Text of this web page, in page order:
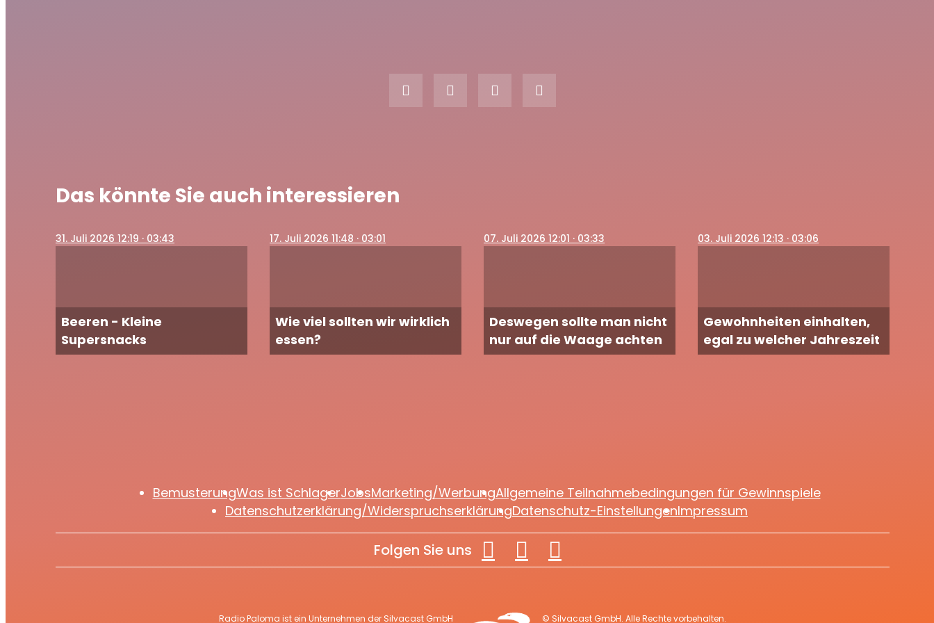
Das könnte Sie auch interessieren
31. Juli 2026 12:19 · 03:43
Beeren - Kleine
Supersnacks
17. Juli 2026 11:48 · 03:01
Wie viel sollten wir wirklich
essen?
07. Juli 2026 12:01 · 03:33
Deswegen sollte man nicht
nur auf die Waage achten
03. Juli 2026 12:13 · 03:06
Gewohnheiten einhalten,
egal zu welcher Jahreszeit
BemusterungWas ist SchlagerJobsMarketing/WerbungAllgemeine Teilnahmebedingungen für Gewinnspiele
Datenschutzerklärung/WiderspruchserklärungDatenschutz-EinstellungenImpressum
Folgen Sie uns
Radio Paloma ist ein Unternehmen der Silvacast GmbH © Silvacast GmbH. Alle Rechte vorbehalten.